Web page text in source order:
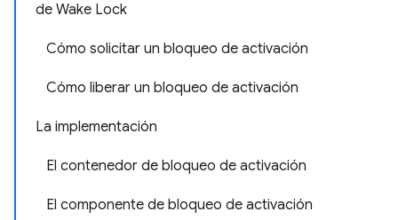
de Wake Lock
Cómo solicitar un bloqueo de activación
Cómo liberar un bloqueo de activación
La implementación
El contenedor de bloqueo de activación
El componente de bloqueo de activación